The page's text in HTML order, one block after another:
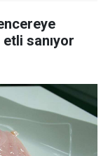
sanıyor